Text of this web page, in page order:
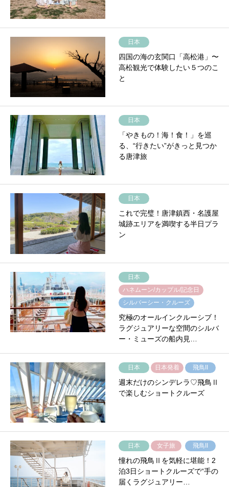
日本
四国の海の玄関口「高松港」〜
高松観光で体験したい５つのこ
と
日本
「やきもの！海！食！」を巡
る、“行きたい”がきっと見つか
る唐津旅
日本
これで完璧！唐津鎮西・名護屋
城跡エリアを満喫する半日プラ
ン
日本
ハネムーン/カップル/記念日
シルバーシー・クルーズ
究極のオールインクルーシブ！
ラグジュアリーな空間のシルバ
ー・ミューズの船内見…
日本 日本発着 飛鳥II
週末だけのシンデレラ♡飛鳥Ⅱ
で楽しむショートクルーズ
日本 女子旅 飛鳥II
憧れの飛鳥Ⅱを気軽に堪能！2
泊3日ショートクルーズで“手の
届くラグジュアリー…